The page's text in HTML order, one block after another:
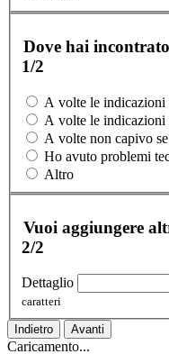
Dove hai
1/2
A volte le indicazioni
A volte le indicazioni
A volte non capivo
Ho avuto problemi
Altro
Vuoi aggiungere
2/2
Dettaglio
caratteri
Indietro Avanti
Caricamento...